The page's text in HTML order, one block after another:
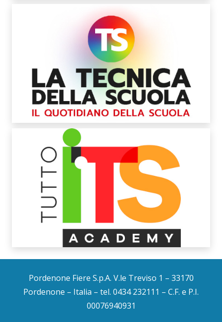
Pordenone Fiere S.p.A. V.le Treviso 1 – 33170
Pordenone – Italia – tel. 0434 232111 – C.F. e P.I.
00076940931